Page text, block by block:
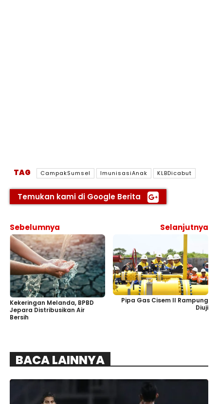
TAG CampakSumsel ImunisasiAnak KLBDicabut
Temukan kami di Google Berita
Sebelumnya
Kekeringan Melanda, BPBD
Jepara Distribusikan Air
Bersih
Selanjutnya
Pipa Gas Cisem II Rampung
Diuji
BACA LAINNYA